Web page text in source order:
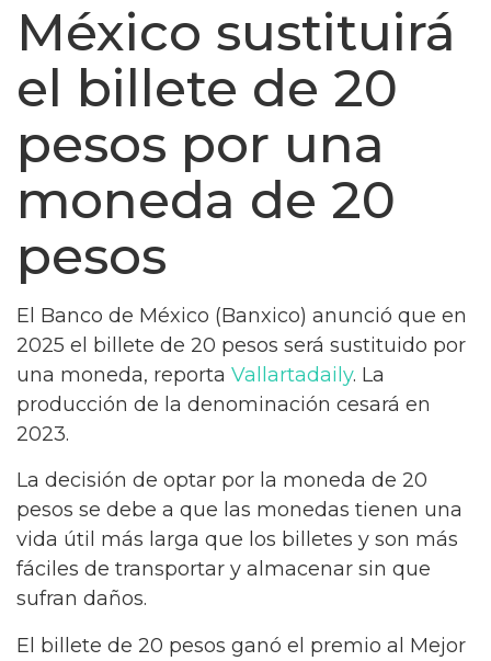
México sustituirá
el billete de 20
pesos por una
moneda de 20
pesos
El Banco de México (Banxico) anunció que en
2025 el billete de 20 pesos será sustituido por
una moneda, reporta Vallartadaily. La
producción de la denominación cesará en
2023.
La decisión de optar por la moneda de 20
pesos se debe a que las monedas tienen una
vida útil más larga que los billetes y son más
fáciles de transportar y almacenar sin que
sufran daños.
El billete de 20 pesos ganó el premio al Mejor